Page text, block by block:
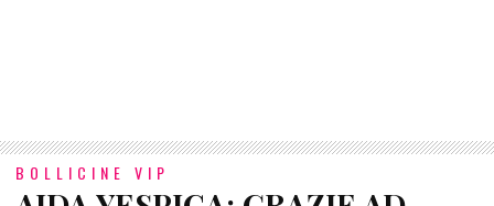
BOLLICINE VIP